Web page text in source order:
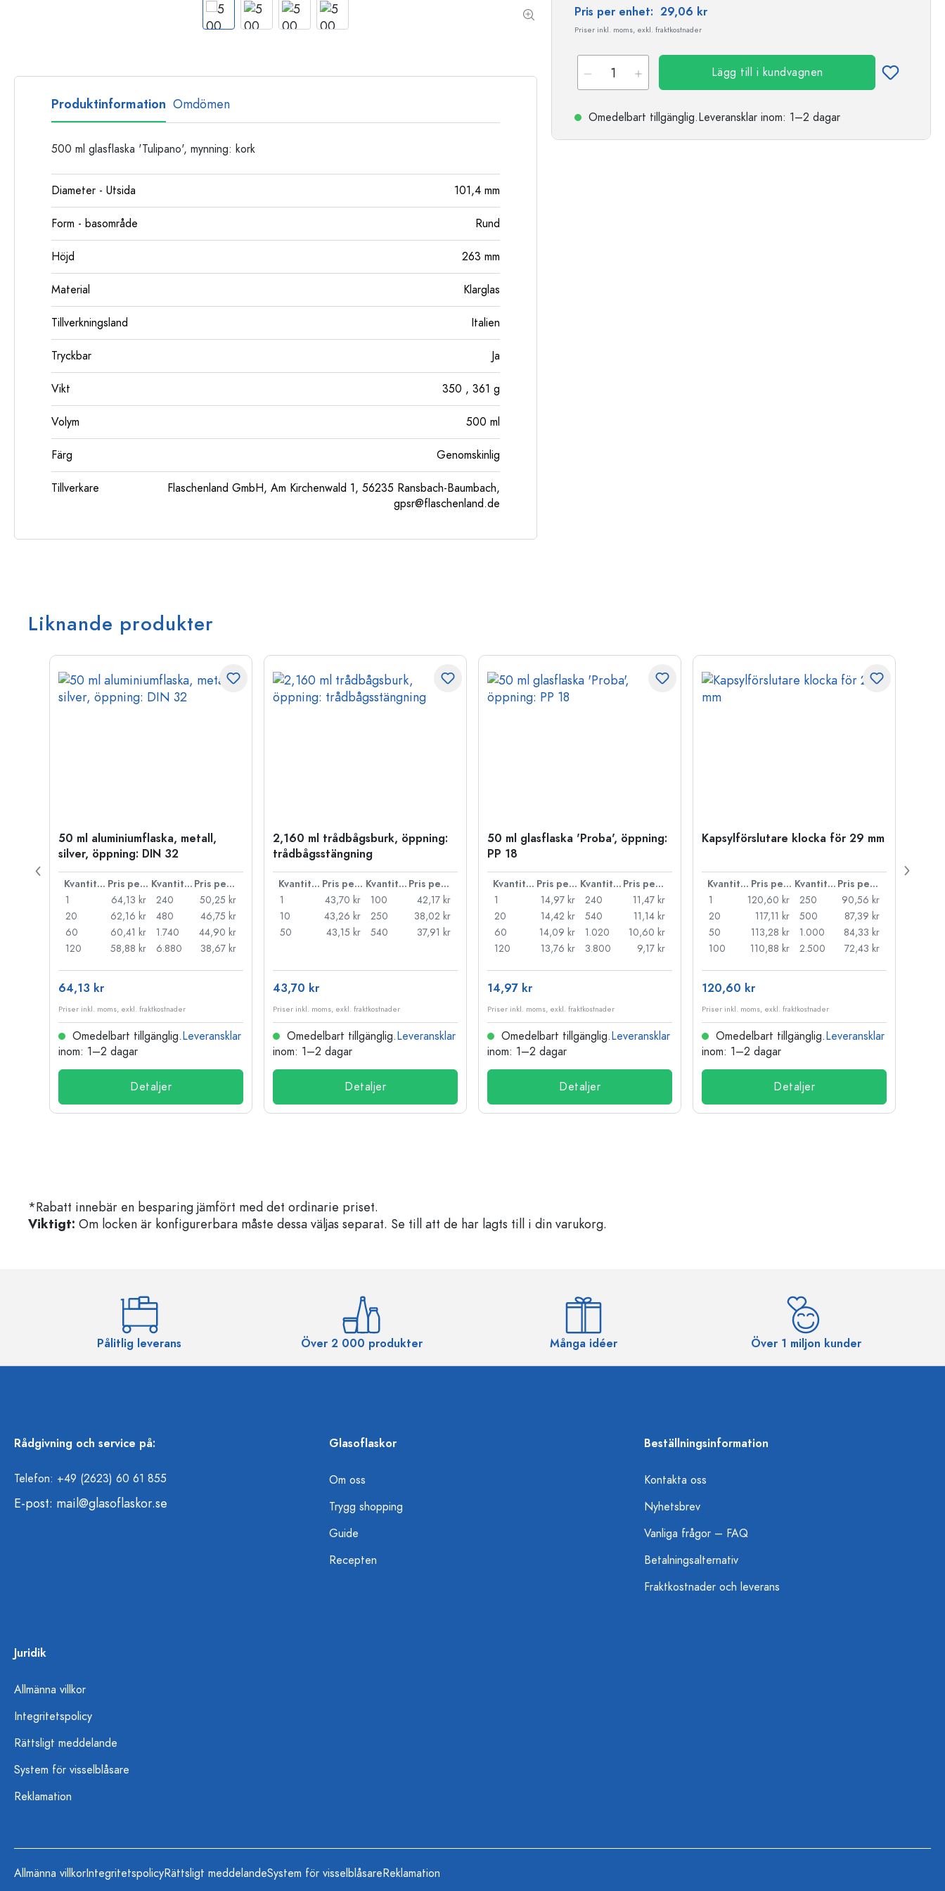
Glasflaskor
Plastflaskor
Pris per enhet: 29,06 kr
Priser inkl. moms, exkl. fraktkostnader
Lägg till i kundvagnen
Omedelbart tillgänglig.Leveransklar inom: 1–2 dagar
Produktinformation Omdömen
500 ml glasflaska 'Tulipano', mynning: kork
Diameter - Utsida 101,4 mm
Form - basområde Rund
Höjd 263 mm
Material Klarglas
Tillverkningsland Italien
Tryckbar Ja
Vikt 350 , 361 g
Volym 500 ml
Färg Genomskinlig
Tillverkare
Flaschenland GmbH, Am Kirchenwald 1, 56235 Ransbach-Baumbach,
gpsr@flaschenland.de
Liknande produkter
50 ml aluminiumflaska, metall,
silver, öppning: DIN 32
Kvantitet Pris per styck Kvantitet
Pris per styck
1
64,13 kr
20
62,16 kr
60
60,41 kr
120
58,88 kr
240
50,25 kr
480
46,75 kr
1.740
44,90 kr
6.880
38,67 kr
64,13 kr
Priser inkl. moms, exkl. fraktkostnader
Omedelbart tillgänglig.Leveransklar
inom: 1–2 dagar
Detaljer
2,160 ml trådbågsburk, öppning:
trådbågsstängning
Kvantitet Pris per styck Kvantitet
Pris per styck
1
43,70 kr
10
43,26 kr
50
43,15 kr
100
42,17 kr
250
38,02 kr
540
37,91 kr
43,70 kr
Priser inkl. moms, exkl. fraktkostnader
Omedelbart tillgänglig.Leveransklar
inom: 1–2 dagar
Detaljer
50 ml glasflaska 'Proba', öppning:
PP 18
Kvantitet Pris per styck Kvantitet
Pris per styck
1
14,97 kr
20
14,42 kr
60
14,09 kr
120
13,76 kr
240
11,47 kr
540
11,14 kr
1.020
10,60 kr
3.800
9,17 kr
14,97 kr
Priser inkl. moms, exkl. fraktkostnader
Omedelbart tillgänglig.Leveransklar
inom: 1–2 dagar
Detaljer
Kapsylförslutare klocka för 29 mm
Kvantitet Pris per styck Kvantitet
Pris per styck
1
120,60 kr
20
117,11 kr
50
113,28 kr
100
110,88 kr
250
90,56 kr
500
87,39 kr
1.000
84,33 kr
2.500
72,43 kr
120,60 kr
Priser inkl. moms, exkl. fraktkostnader
Omedelbart tillgänglig.Leveransklar
inom: 1–2 dagar
Detaljer
*Rabatt innebär en besparing jämfört med det ordinarie priset.
Viktigt: Om locken är konfigurerbara måste dessa väljas separat. Se till att de har lagts till i din varukorg.
Pålitlig leverans Över 2 000 produkter Många idéer Över 1 miljon kunder
Rådgivning och service på:
Telefon: +49 (2623) 60 61 855
E-post: mail@glasoflaskor.se
Glasoflaskor
Om oss
Trygg shopping
Guide
Recepten
Beställningsinformation
Kontakta oss
Nyhetsbrev
Vanliga frågor – FAQ
Betalningsalternativ
Fraktkostnader och leverans
Juridik
Allmänna villkor
Integritetspolicy
Rättsligt meddelande
System för visselblåsare
Reklamation
Allmänna villkorIntegritetspolicyRättsligt meddelandeSystem för visselblåsareReklamation